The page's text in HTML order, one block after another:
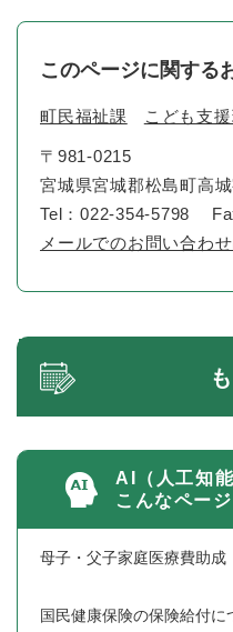
このページに関する
町民福祉課 こども支
〒981-0215
宮城県宮城郡松島町高
Tel：022-354-5798
メールでのお問い合わ
AI（人工知
こんなペー
母子・父子家庭医療費助成
国民健康保険の保険給付に